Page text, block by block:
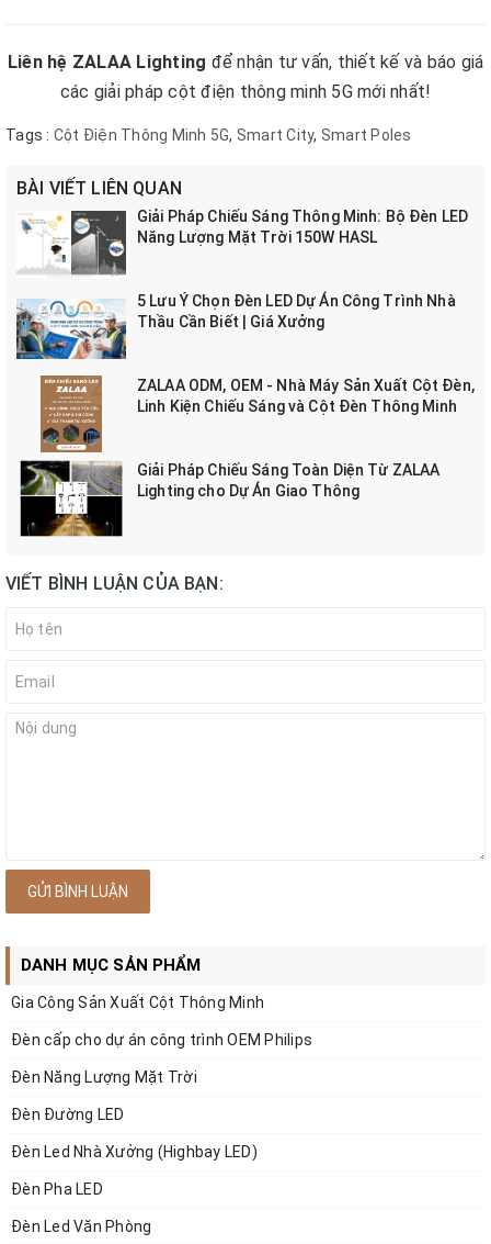
Liên hệ ZALAA Lighting để nhận tư vấn, thiết kế và báo giá
các giải pháp cột điện thông minh 5G mới nhất!
Tags : Cột Điện Thông Minh 5G, Smart City, Smart Poles
BÀI VIẾT LIÊN QUAN
Giải Pháp Chiếu Sáng Thông Minh: Bộ Đèn LED
Năng Lượng Mặt Trời 150W HASL
5 Lưu Ý Chọn Đèn LED Dự Án Công Trình Nhà
Thầu Cần Biết | Giá Xưởng
ZALAA ODM, OEM - Nhà Máy Sản Xuất Cột Đèn,
Linh Kiện Chiếu Sáng và Cột Đèn Thông Minh
Giải Pháp Chiếu Sáng Toàn Diện Từ ZALAA
Lighting cho Dự Án Giao Thông
VIẾT BÌNH LUẬN CỦA BẠN:
GỬI BÌNH LUẬN
DANH MỤC SẢN PHẨM
Gia Công Sản Xuất Cột Thông Minh
Đèn cấp cho dự án công trình OEM Philips
Đèn Năng Lượng Mặt Trời
Đèn Đường LED
Đèn Led Nhà Xưởng (Highbay LED)
Đèn Pha LED
Đèn Led Văn Phòng